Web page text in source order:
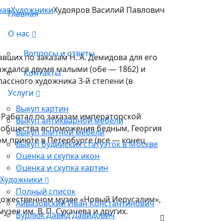
Главная
О нас
Вопросы и ответы
Контакты
Услуги
Выкуп картин
Выкуп антикварной мебели
Выкуп элитной мебели
Выкуп будийских статуэток в Москве
Оценка и скупка икон
Оценка и скупка картин
Художники
Полный список
Айвазовский Иван Константинович
Бурлюк Давид Давидович
ХудожникиХудояров Василий Павлович
по заказам Н. А. Демидова для его
двумя малыми (обе — 1862) и
художника 3-й степени (в
по заказам императорской
вспоможения бедным, Георгия
приюте в Петербурге (все — конец
музее «Новый Иерусалим»,
им. В. П. Сукачева и других.